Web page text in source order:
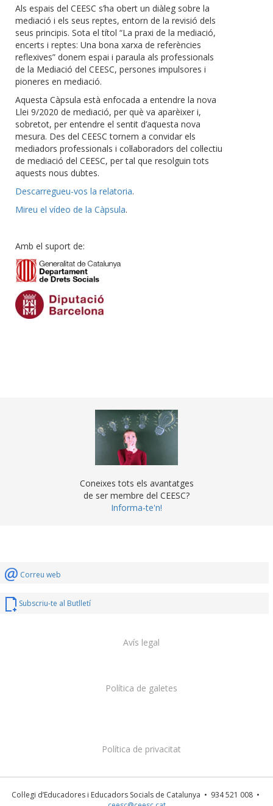
Als espais del CEESC s’ha obert un diàleg sobre la
mediació i els seus reptes, entorn de la revisió dels
seus principis. Sota el títol “La praxi de la mediació,
encerts i reptes: Una bona xarxa de referències
reflexives” donem espai i paraula als professionals
de la Mediació del CEESC, persones impulsores i
pioneres en mediació.
Aquesta Càpsula està enfocada a entendre la nova
Llei 9/2020 de mediació, per què va aparèixer i,
sobretot, per entendre el sentit d’aquesta nova
mesura. Des del CEESC tornem a convidar els
mediadors professionals i col·laboradors del col·lectiu
de mediació del CEESC, per tal que resolguin tots
aquests nous dubtes.
Descarregueu-vos la relatoria.
Mireu el vídeo de la Càpsula.
Amb el suport de:
Coneixes tots els avantatges
de ser membre del CEESC?
Informa-te'n!
Correu web
Subscriu-te al Butlletí
Col·legi d’Educadores i Educadors Socials de Catalunya • 934 521 008 •
Política de privacitat
Política de galetes
Avís legal